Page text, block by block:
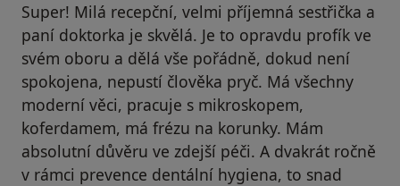
Super! Milá recepční, velmi příjemná sestřička a
paní doktorka je skvělá. Je to opravdu profík ve
svém oboru a dělá vše pořádně, dokud není
spokojena, nepustí člověka pryč. Má všechny
moderní věci, pracuje s mikroskopem,
koferdamem, má frézu na korunky. Mám
absolutní důvěru ve zdejší péči. A dvakrát ročně
v rámci prevence dentální hygiena, to snad